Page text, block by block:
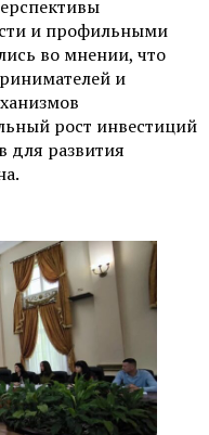
и профильными
во мнении, что
и
рост инвестиций
для развития